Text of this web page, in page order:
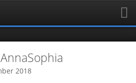
2018